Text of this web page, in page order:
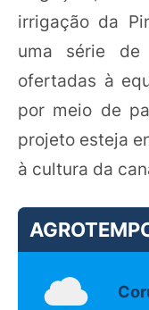
irrigação da
uma série de
ofertadas à
por meio de
projeto esteja
à cultura da